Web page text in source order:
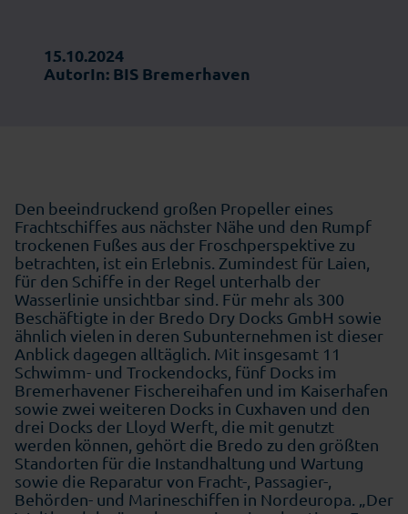
15.10.2024
AutorIn: BIS Bremerhaven
Den beeindruckend großen Propeller eines
Frachtschiffes aus nächster Nähe und den Rumpf
trockenen Fußes aus der Froschperspektive zu
betrachten, ist ein Erlebnis. Zumindest für Laien,
für den Schiffe in der Regel unterhalb der
Wasserlinie unsichtbar sind. Für mehr als 300
Beschäftigte in der Bredo Dry Docks GmbH sowie
ähnlich vielen in deren Subunternehmen ist dieser
Anblick dagegen alltäglich. Mit insgesamt 11
Schwimm- und Trockendocks, fünf Docks im
Bremerhavener Fischereihafen und im Kaiserhafen
sowie zwei weiteren Docks in Cuxhaven und den
drei Docks der Lloyd Werft, die mit genutzt
werden können, gehört die Bredo zu den größten
Standorten für die Instandhaltung und Wartung
sowie die Reparatur von Fracht-, Passagier-,
Behörden- und Marineschiffen in Nordeuropa. „Der